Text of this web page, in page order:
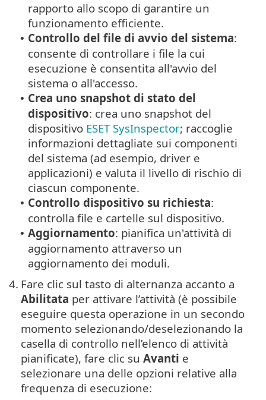
rapporto allo scopo di garantire un
funzionamento efficiente.
• Controllo del file di avvio del sistema:
consente di controllare i file la cui
esecuzione è consentita all'avvio del
sistema o all'accesso.
• Crea uno snapshot di stato del
dispositivo: crea uno snapshot del
dispositivo ESET SysInspector; raccoglie
informazioni dettagliate sui componenti
del sistema (ad esempio, driver e
applicazioni) e valuta il livello di rischio di
ciascun componente.
• Controllo dispositivo su richiesta:
controlla file e cartelle sul dispositivo.
• Aggiornamento: pianifica un'attività di
aggiornamento attraverso un
aggiornamento dei moduli.
4. Fare clic sul tasto di alternanza accanto a
Abilitata per attivare l’attività (è possibile
eseguire questa operazione in un secondo
momento selezionando/deselezionando la
casella di controllo nell’elenco di attività
pianificate), fare clic su Avanti e
selezionare una delle opzioni relative alla
frequenza di esecuzione: